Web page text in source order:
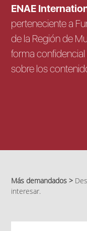
ENAE
perteneciente a
de la Región de
forma
sobre los
Más demandados >
interesar.